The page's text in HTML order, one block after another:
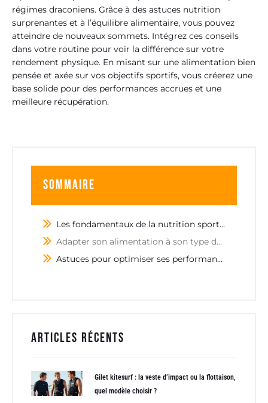
régimes draconiens. Grâce à des astuces nutrition
surprenantes et à l’équilibre alimentaire, vous pouvez
atteindre de nouveaux sommets. Intégrez ces conseils
dans votre routine pour voir la différence sur votre
rendement physique. En misant sur une alimentation bien
pensée et axée sur vos objectifs sportifs, vous créerez une
base solide pour des performances accrues et une
meilleure récupération.
Sommaire
Les fondamentaux de la nutrition sportive
Adapter son alimentation à son type de sport
Astuces pour optimiser ses performances sans régime strict
Articles récents
Gilet kitesurf : la veste d’impact ou la flottaison,
quel modèle choisir ?